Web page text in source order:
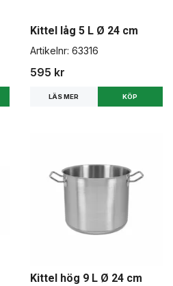
Kittel låg 5 L Ø 24 cm
Artikelnr: 63316
595 kr
LÄS MER
Kittel hög 9 L Ø 24 cm